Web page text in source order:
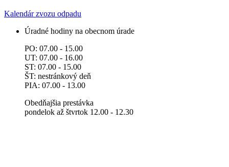
Kalendár zvozu odpadu
Úradné hodiny na obecnom úrade
PO: 07.00 - 15.00
UT: 07.00 - 16.00
ST: 07.00 - 15.00
ŠT: nestránkový deň
PIA: 07.00 - 13.00
Obedňajšia prestávka
pondelok až štvrtok 12.00 - 12.30